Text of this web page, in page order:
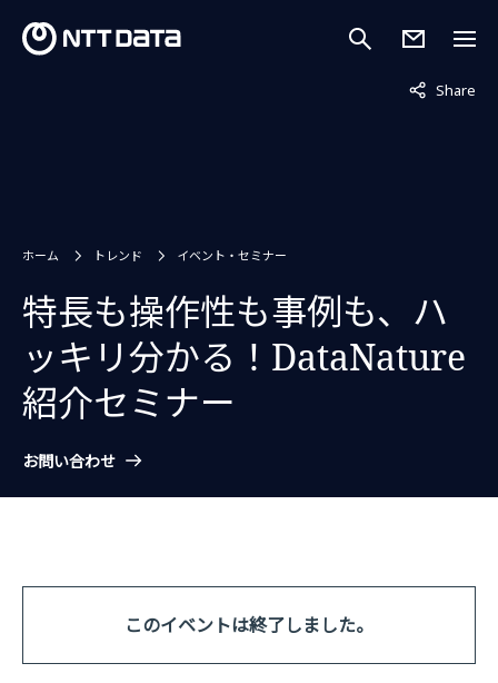
Share
非表示中
ホーム トレンド イベント・セミナー
特長も操作性も事例も、ハ
ッキリ分かる！DataNature
紹介セミナー
お問い合わせ
このイベントは終了しました。